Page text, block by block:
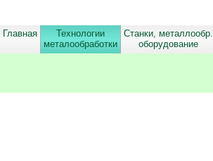
Главная
Технологии
металообработки
Станки, металлообр.
оборудование